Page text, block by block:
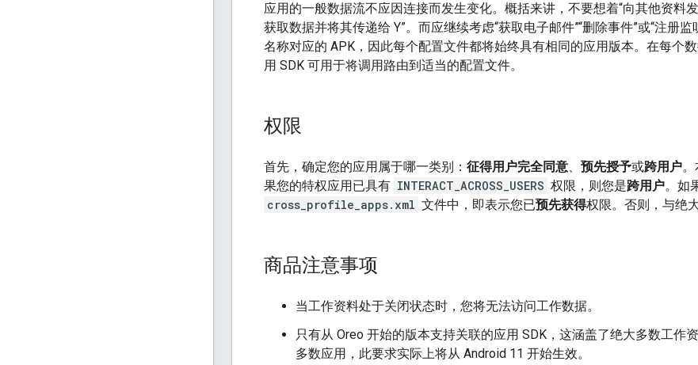
应用的一般数据流不应因连接而发生变化。概括来讲，不要想着“向其他资料
获取数据并将其传递给 Y”。而应继续考虑“获取电子邮件”“删除事件”或“注册
名称对应的 APK，因此每个配置文件都将始终具有相同的应用版本。在每个
用 SDK 可用于将调用路由到适当的配置文件。
权限
首先，确定您的应用属于哪一类别： 征得用户完全同意、 预先授予或跨用户
果您的特权应用已具有 INTERACT_ACROSS_USERS 权限，则您是跨用户。如
cross_profile_apps.xml 文件中，即表示您已预先获得权限。否则，与绝
商品注意事项
当工作资料处于关闭状态时，您将无法访问工作数据。
只有从 Oreo 开始的版本支持关联的应用 SDK，这涵盖了绝大多数工作
多数应用，此要求实际上将从 Android 11 开始生效。